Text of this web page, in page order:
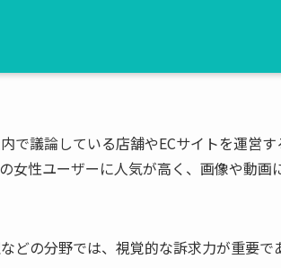
で議論している店舗やECサイトを運営
女性ユーザーに人気が高く、画像や動
どの分野では、視覚的な訴求力が重要